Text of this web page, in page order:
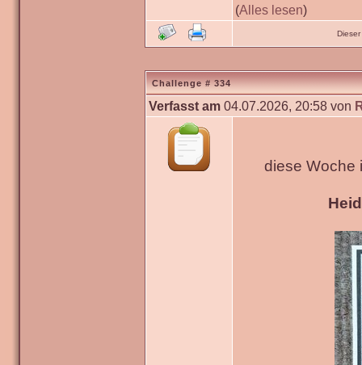
(Alles lesen)
Challenge # 334
Verfasst am 04.07.2026, 20:58 von
diese Woche